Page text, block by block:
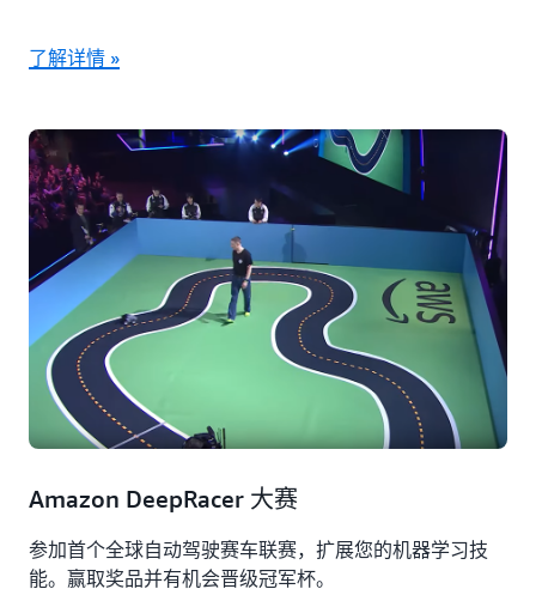
了解详情 »
Amazon DeepRacer 大赛
参加首个全球自动驾驶赛车联赛，扩展您的机器学习技
能。赢取奖品并有机会晋级冠军杯。